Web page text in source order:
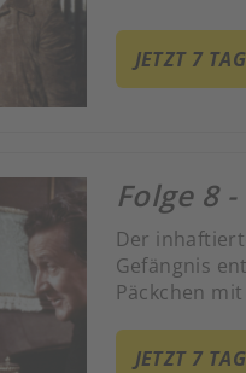
JETZT 7
Folge 8
Der
Gefängnis
Päckchen
JETZT 7